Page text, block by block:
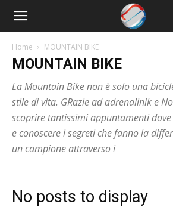
Nowrun
Home MOUNTAIN BIKE
MOUNTAIN BIKE
La Mountain Bike non è solo una
stile di vita. GRazie ad adrenalinik e
scoprire tantissimi appuntamenti
e conoscere i segreti che fanno la
un campione attraverso i
No posts to display